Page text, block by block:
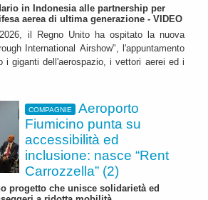
in Indonesia alle partnership per
aerea di ultima generazione - VIDEO
il Regno Unito ha ospitato la nuova
International Airshow", l'appuntamento
i giganti dell'aerospazio, i vettori aerei ed i
COMPAGNIE
Aeroporto
Fiumicino punta su
accessibilità ed
inclusione: nasce “Rent
Carrozzella” (2)
progetto che unisce solidarietà ed